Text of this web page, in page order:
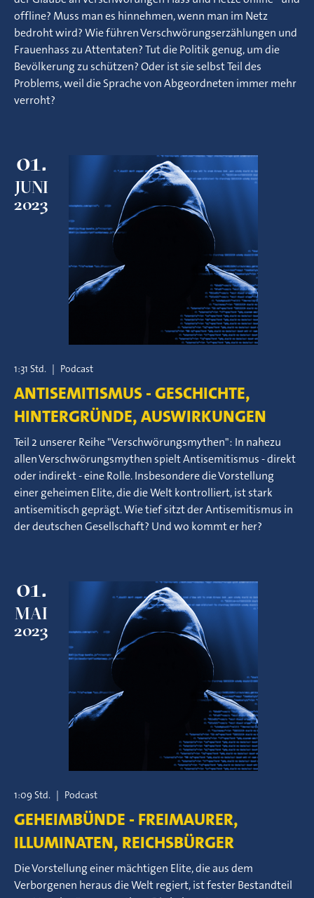
offline? Muss man es hinnehmen, wenn man im Netz
bedroht wird? Wie führen Verschwörungserzählungen und
Frauenhass zu Attentaten? Tut die Politik genug, um die
Bevölkerung zu schützen? Oder ist sie selbst Teil des
Problems, weil die Sprache von Abgeordneten immer mehr
verroht?
01.
JUNI
2023
1:31 Std. | Podcast
ANTISEMITISMUS - GESCHICHTE,
HINTERGRÜNDE, AUSWIRKUNGEN
Teil 2 unserer Reihe "Verschwörungsmythen": In nahezu
allen Verschwörungsmythen spielt Antisemitismus - direkt
oder indirekt - eine Rolle. Insbesondere die Vorstellung
einer geheimen Elite, die die Welt kontrolliert, ist stark
antisemitisch geprägt. Wie tief sitzt der Antisemitismus in
der deutschen Gesellschaft? Und wo kommt er her?
01.
MAI
2023
1:09 Std. | Podcast
GEHEIMBÜNDE - FREIMAURER,
ILLUMINATEN, REICHSBÜRGER
Die Vorstellung einer mächtigen Elite, die aus dem
Verborgenen heraus die Welt regiert, ist fester Bestandteil